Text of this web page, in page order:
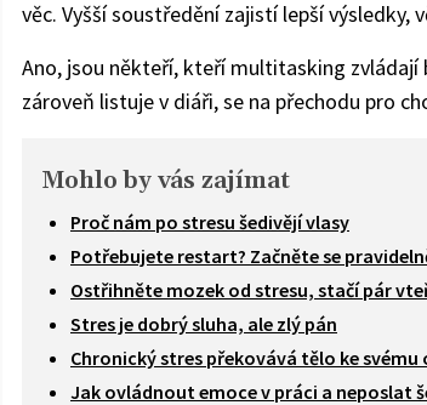
věc. Vyšší soustředění zajistí lepší výsledky,
Ano, jsou někteří, kteří multitasking
zároveň listuje v diáři, se na přechodu pro
Mohlo by vás zajímat
Proč nám po stresu šedivějí vlasy
Potřebujete restart? Začněte se
Ostřihněte mozek od stresu, stačí pár
Stres je dobrý sluha, ale zlý pán
Chronický stres překovává tělo ke
Jak ovládnout emoce v práci a neposlat